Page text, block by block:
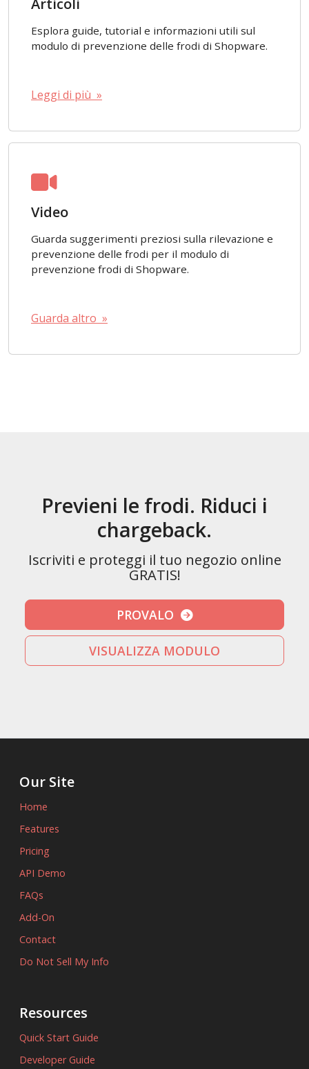
Esplora guide, tutorial e informazioni utili sul
modulo di prevenzione delle frodi di Shopware.
Leggi di più »
Video
Guarda suggerimenti preziosi sulla rilevazione e
prevenzione delle frodi per il modulo di
prevenzione frodi di Shopware.
Guarda altro »
Previeni le frodi. Riduci i
chargeback.
Iscriviti e proteggi il tuo negozio online
GRATIS!
PROVALO
VISUALIZZA MODULO
Our Site
Home
Features
Pricing
API Demo
FAQs
Add-On
Contact
Do Not Sell My Info
Resources
Quick Start Guide
Developer Guide